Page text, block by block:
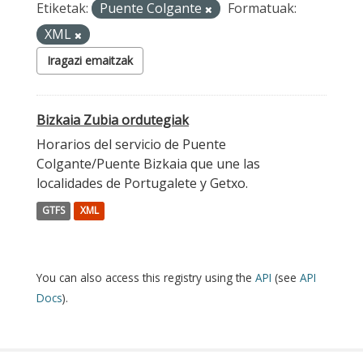
Etiketak: Puente Colgante
Formatuak:
XML
Iragazi emaitzak
Bizkaia Zubia ordutegiak
Horarios del servicio de Puente
Colgante/Puente Bizkaia que une las
localidades de Portugalete y Getxo.
GTFS XML
You can also access this registry using the API (see API
Docs).